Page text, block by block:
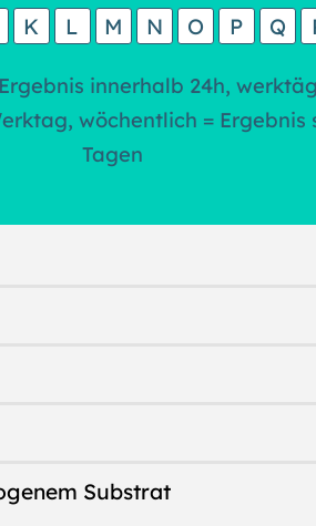
K L M N O P Q
innerhalb 24h,
wöchentlich = Ergebnis
Tagen
Substrat